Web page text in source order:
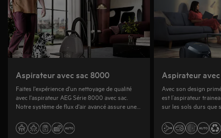
Aspirateur avec sac 8000
Faites l'expérience d'un nettoyage de qualité
avec l'aspirateur AEG Série 8000 avec sac.
Notre système de flux d'air avancé assure une
miettes des tapis et sols durs. Profitez d'une
propreté inégalée à chaque nettoyage.
Aspirateur
Avec son design
est l’aspirateur
sur les sols durs que